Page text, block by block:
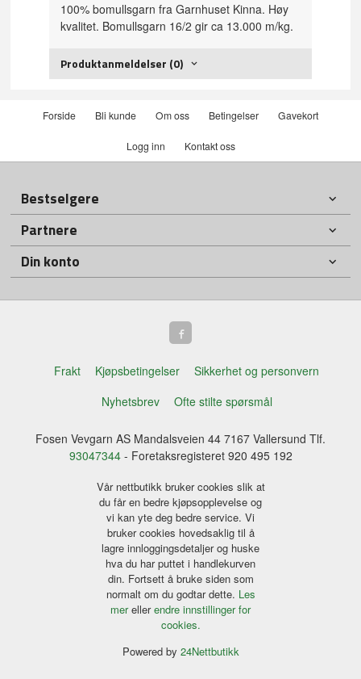
100% bomullsgarn fra Garnhuset Kinna. Høy
kvalitet. Bomullsgarn 16/2 gir ca 13.000 m/kg.
Produktanmeldelser (0)
Forside Bli kunde Om oss Betingelser Gavekort
Logg inn Kontakt oss
Bestselgere
Partnere
Din konto
Frakt Kjøpsbetingelser
Sikkerhet og personvern
Nyhetsbrev
Ofte stilte spørsmål
Fosen Vevgarn AS Mandalsveien 44 7167 Vallersund Tlf.
93047344- Foretaksregisteret 920 495 192
Vår nettbutikk bruker cookies slik at
du får en bedre kjøpsopplevelse og
vi kan yte deg bedre service. Vi
bruker cookies hovedsaklig til å
lagre innloggingsdetaljer og huske
hva du har puttet i handlekurven
din. Fortsett å bruke siden som
normalt om du godtar dette. Les
merellerendre innstillinger for
cookies.
Powered by 24Nettbutikk